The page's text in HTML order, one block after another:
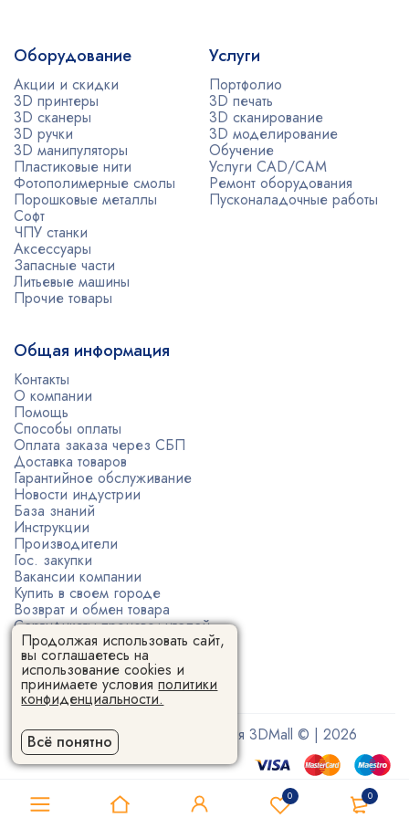
0 0
Оборудование
Акции и скидки
3D принтеры
3D сканеры
3D ручки
3D манипуляторы
Пластиковые нити
Фотополимерные смолы
Порошковые металлы
Софт
ЧПУ станки
Аксессуары
Запасные части
Литьевые машины
Прочие товары
Услуги
Портфолио
3D печать
3D сканирование
3D моделирование
Обучение
Услуги CAD/CAM
Ремонт оборудования
Пусконаладочные работы
Общая информация
Контакты
О компании
Помощь
Способы оплаты
Оплата заказа через СБП
Доставка товаров
Гарантийное обслуживание
Новости индустрии
База знаний
Инструкции
Производители
Гос. закупки
Вакансии компании
Купить в своем городе
Возврат и обмен товара
Сертификаты производителей
Политика конфиденциальности
Пользовательское соглашение
Поставщик 3D-оборудования 3DMall © | 2026
Продолжая использовать сайт,
вы соглашаетесь на
использование cookies и
принимаете условияполитики
конфиденциальности.
Всё понятно